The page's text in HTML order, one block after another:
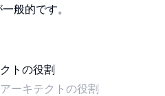
般的です。
ーキテクトの役割